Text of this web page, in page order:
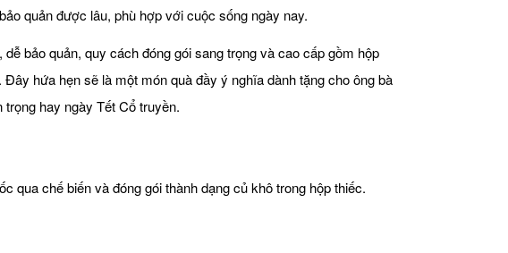
quản được lâu, phù hợp với cuộc sống ngày nay.
bảo quản, quy cách đóng gói sang trọng và cao cấp gồm hộp
hứa hẹn sẽ là một món quà đầy ý nghĩa dành tặng cho ông bà
hay ngày Tết Cổ truyền.
qua chế biến và đóng gói thành dạng củ khô trong hộp thiếc.